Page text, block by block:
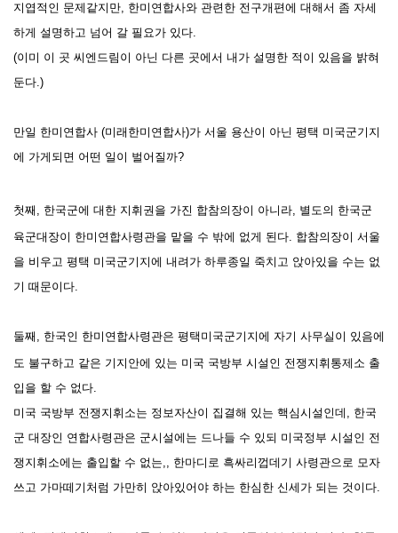
지엽적인 문제같지만, 한미연합사와 관련한 전구개편에 대해서 좀 자세
하게 설명하고 넘어 갈 필요가 있다.
(이미 이 곳 씨엔드림이 아닌 다른 곳에서 내가 설명한 적이 있음을 밝혀
둔다.)
만일 한미연합사 (미래한미연합사)가 서울 용산이 아닌 평택 미국군기지
에 가게되면 어떤 일이 벌어질까?
첫째, 한국군에 대한 지휘권을 가진 합참의장이 아니라, 별도의 한국군
육군대장이 한미연합사령관을 맡을 수 밖에 없게 된다. 합참의장이 서울
을 비우고 평택 미국군기지에 내려가 하루종일 죽치고 앉아있을 수는 없
기 때문이다.
둘째, 한국인 한미연합사령관은 평택미국군기지에 자기 사무실이 있음에
도 불구하고 같은 기지안에 있는 미국 국방부 시설인 전쟁지휘통제소 출
입을 할 수 없다.
미국 국방부 전쟁지휘소는 정보자산이 집결해 있는 핵심시설인데, 한국
군 대장인 연합사령관은 군시설에는 드나들 수 있되 미국정부 시설인 전
쟁지휘소에는 출입할 수 없는,, 한마디로 흑싸리껍데기 사령관으로 모자
쓰고 가마떼기처럼 가만히 앉아있어야 하는 한심한 신세가 되는 것이다.